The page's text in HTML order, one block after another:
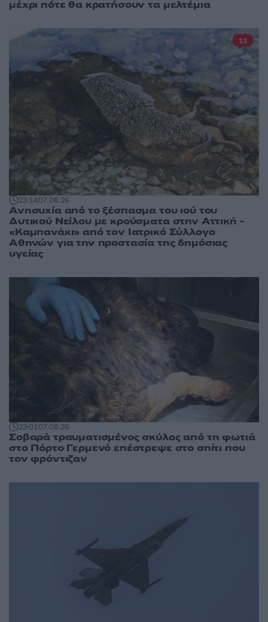
μέχρι πότε θα κρατήσουν τα μελτέμια
23:1407.08.26
Ανησυχία από το ξέσπασμα του ιού του
Δυτικού Νείλου με κρούσματα στην Αττική -
«Καμπανάκι» από τον Ιατρικό Σύλλογο
Αθηνών για την προστασία της δημόσιας
υγείας
13
23:0107.08.26
Σοβαρά τραυματισμένος σκύλος από τη φωτιά
στο Πόρτο Γερμενό επέστρεψε στο σπίτι που
τον φρόντιζαν